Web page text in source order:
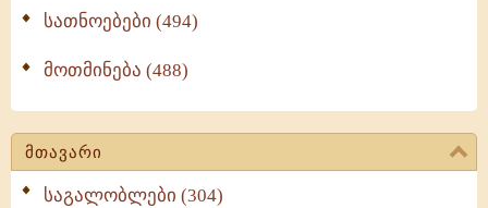
სათნოებები (494)
მოთმინება (488)
მთავარი
საგალობლები (304)